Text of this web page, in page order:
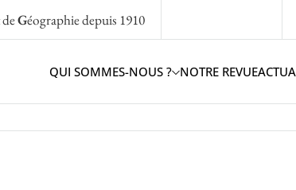
Géographiedepuis 1910
QUI SOMMES-NOUS ? NOTRE REVUE